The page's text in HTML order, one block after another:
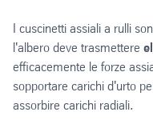
I cuscinetti assiali a rulli
l'albero deve trasmettere
efficacemente le forze
sopportare carichi d'urto
assorbire carichi radiali.